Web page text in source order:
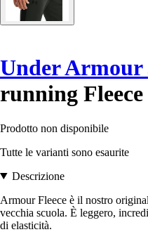
Under Armour
running Fleece
Prodotto non disponibile
Tutte le varianti sono esaurite
Descrizione
Armour Fleece è il nostro
vecchia scuola. È leggero,
di elasticità.